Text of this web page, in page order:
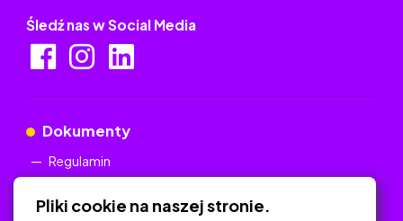
Śledź nas w Social Media
Dokumenty
Regulamin
Pliki cookie na naszej stronie.